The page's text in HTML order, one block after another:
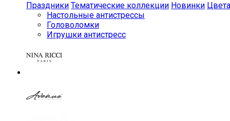
Праздники Тематические коллекции Новинки Цвета
Настольные антистрессы
Головоломки
Игрушки антистресс